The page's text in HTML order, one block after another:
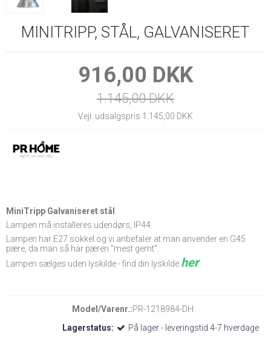
MINITRIPP, STÅL, GALVANISERET
916,00 DKK
1.145,00 DKK
Vejl. udsalgspris 1.145,00 DKK
MiniTripp Galvaniseret stål
Lampen må installeres udendørs, IP44.
Lampen har E27 sokkel og vi anbefaler at man anvender en G45
pære, da man så har pæren "mest gemt".
Lampen sælges uden lyskilde - find din lyskilde her
Model/Varenr.:PR-1218984-DH
Lagerstatus:
På lager - leveringstid 4-7 hverdage